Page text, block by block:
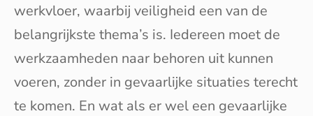
werkvloer, waarbij veiligheid een van de
belangrijkste thema’s is. Iedereen moet de
werkzaamheden naar behoren uit kunnen
voeren, zonder in gevaarlijke situaties terecht
te komen. En wat als er wel een gevaarlijke